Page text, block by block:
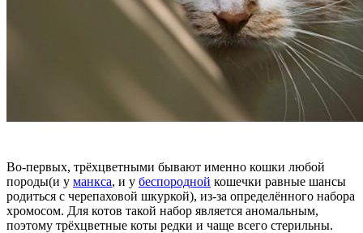
Во-первых, трёхцветными бывают именно кошки любой
породы(и у манкса, и у беспородной кошечки равные шансы
родиться с черепаховой шкуркой), из-за определённого набора
хромосом. Для котов такой набор является аномальным,
поэтому трёхцветные коты редки и чаще всего стерильны.